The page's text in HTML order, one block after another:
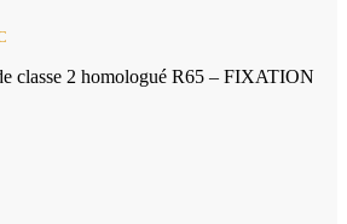
classe 2 homologué R65 – FIXATION